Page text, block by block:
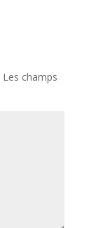
Les champs